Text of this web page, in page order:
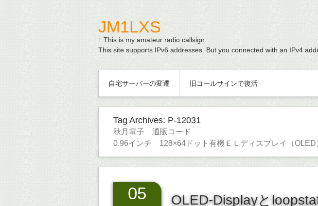
JM1LXS
↑ This is my amateur radio callsign.
This site supports IPv6 addresses. But you connected with an IPv4
自宅サーバーの変遷 旧コールサインで復活
Tag Archives: P-12031
秋月電子 通販コード
0.96インチ 128×64ドット有機ＥＬディスプレイ（OLED
05 OLED-Displayと